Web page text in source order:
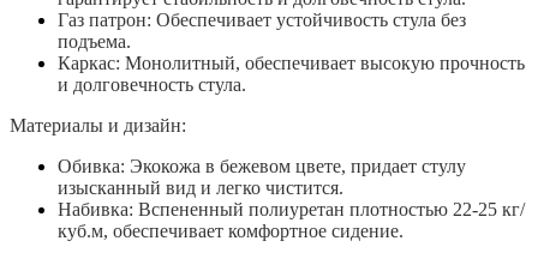
Газ патрон: Обеспечивает устойчивость стула без
подъема.
Каркас: Монолитный, обеспечивает высокую прочность
и долговечность стула.
Материалы и дизайн:
Обивка: Экокожа в бежевом цвете, придает стулу
изысканный вид и легко чистится.
Набивка: Вспененный полиуретан плотностью 22-25 кг/
куб.м, обеспечивает комфортное сидение.